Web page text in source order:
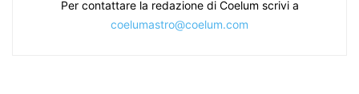
Per contattare la redazione di Coelum scrivi a
coelumastro@coelum.com